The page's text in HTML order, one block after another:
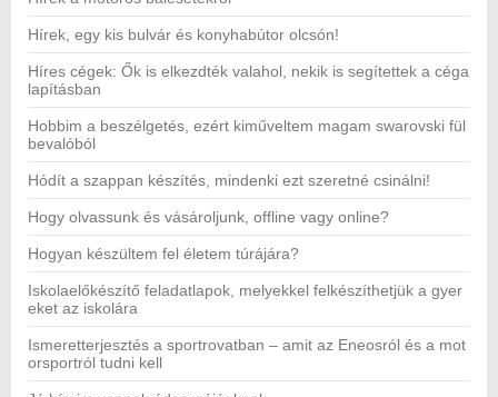
Hírek, egy kis bulvár és konyhabútor olcsón!
Híres cégek: Ők is elkezdték valahol, nekik is segítettek a céga
lapításban
Hobbim a beszélgetés, ezért kiműveltem magam swarovski fül
bevalóból
Hódít a szappan készítés, mindenki ezt szeretné csinálni!
Hogy olvassunk és vásároljunk, offline vagy online?
Hogyan készültem fel életem túrájára?
Iskolaelőkészítő feladatlapok, melyekkel felkészíthetjük a gyer
eket az iskolára
Ismeretterjesztés a sportrovatban – amit az Eneosról és a mot
orsportról tudni kell